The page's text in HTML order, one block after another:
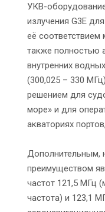
УКВ-
излучения G3E
её
также полностью
внутренних
(300,025 – 330
решением для
море» и для
акваториях
Дополнительным,
преимуществом
частот 121,5 МГц
частота) и 123,1